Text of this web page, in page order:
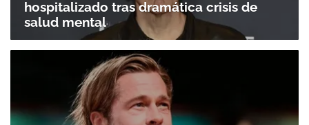
Gracias por suscribirte a nuestro boletín.
ACEPTAR
hospitalizado tras dramática crisis de
salud mental